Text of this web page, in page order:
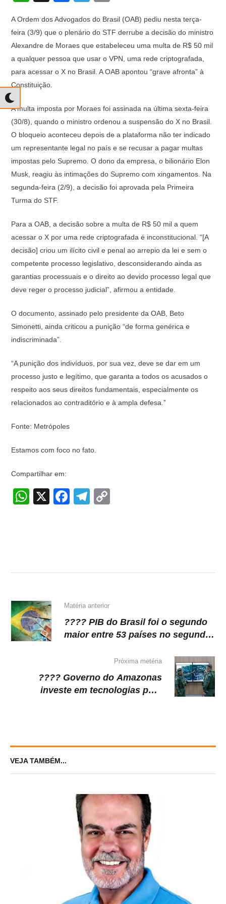
at
s
A
p
p
c
e
b
o
k
e
gr
a
m
p
y
Li
n
A Ordem dos Advogados do Brasil (OAB) pediu nesta terça-
feira (3/9) que o plenário do STF derrube a decisão do ministro
Alexandre de Moraes que estabeleceu uma multa de R$ 50 mil
a qualquer pessoa que usar o VPN, uma rede criptografada,
para acessar o X no Brasil. A OAB apontou “grave afronta” à
Constituição.
A multa imposta por Moraes foi assinada na última sexta-feira
(30/8), quando o ministro ordenou a suspensão do X no Brasil.
O bloqueio aconteceu depois de a plataforma não ter indicado
um representante legal no país e se recusar a pagar multas
impostas pelo Supremo. O dono da empresa, o bilionário Elon
Musk, reagiu às intimações do Supremo com xingamentos. Na
segunda-feira (2/9), a decisão foi aprovada pela Primeira
Turma do STF.
Para a OAB, a decisão sobre a multa de R$ 50 mil a quem
acessar o X por uma rede criptografada é inconstitucional. “[A
decisão] criou um ilícito civil e penal ao arrepio da lei e sem o
competente processo legislativo, desconsiderando ainda as
garantias processuais e o direito ao devido processo legal que
deve reger o processo judicial”, afirmou a entidade.
O documento, assinado pelo presidente da OAB, Beto
Simonetti, ainda criticou a punição “de forma genérica e
indiscriminada”.
“A punição dos indivíduos, por sua vez, deve se dar em um
processo justo e legítimo, que garanta a todos os acusados o
respeito aos seus direitos fundamentais, especialmente os
relacionados ao contraditório e à ampla defesa.”
Fonte: Metrópoles
Estamos com foco no fato.
Compartilhar em:
W
p
X
F
o
k
T
m n
Matéria anterior
???? PIB do Brasil foi o segundo
maior entre 53 países no segundo
Próxima metéria
???? Governo do Amazonas
investe em tecnologias para
VEJA TAMBÉM...